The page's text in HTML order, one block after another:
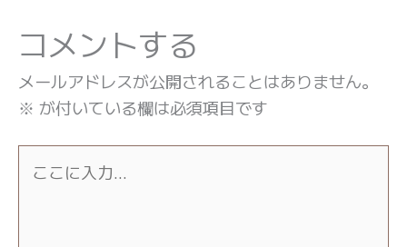
コメントする
メールアドレスが公開されることはありません。
※ が付いている欄は必須項目です